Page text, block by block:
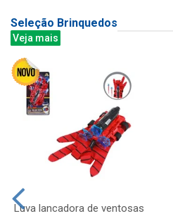
Seleção Brinquedos
Veja mais
Luva lancadora de ventosas